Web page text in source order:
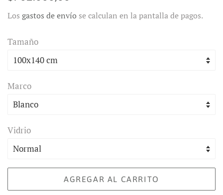
venta
Los gastos de envío se calculan en la pantalla de pagos.
Tamaño
Marco
Vidrio
AGREGAR AL CARRITO